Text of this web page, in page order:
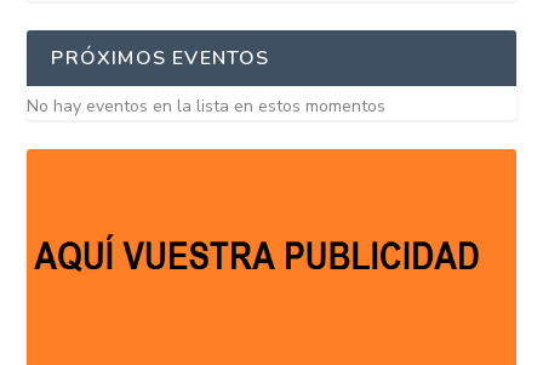
PRÓXIMOS EVENTOS
No hay eventos en la lista en estos momentos